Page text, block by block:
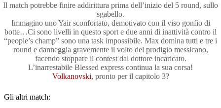
Il match potrebbe finire addirittura prima dell’inizio del 5 round, sullo
sgabello.
Immagino uno Yair sconfortato, demotivato con il viso gonfio di
botte…Ci sono livelli in questo sport e due anni di inattività contro il
“people’s champ” sono una task impossibile. Max domina tutti e tre i
round e danneggia gravemente il volto del prodigio messicano,
facendo stoppare il contest dal dottore incaricato.
L’inarrestabile Blessed express continua la sua corsa!
Volkanovski, pronto per il capitolo 3?
Gli altri match: